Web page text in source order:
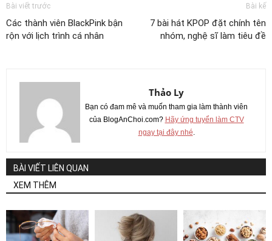
Bài viết trước
Các thành viên BlackPink bận
rộn với lịch trình cá nhân
Bài kế
7 bài hát KPOP đặt chính tên
nhóm, nghệ sĩ làm tiêu đề
Thảo Ly
Bạn có đam mê và muốn tham gia làm thành viên
của BlogAnChoi.com? Hãy ứng tuyển làm CTV
ngay tại đây nhé.
BÀI VIẾT LIÊN QUAN
XEM THÊM